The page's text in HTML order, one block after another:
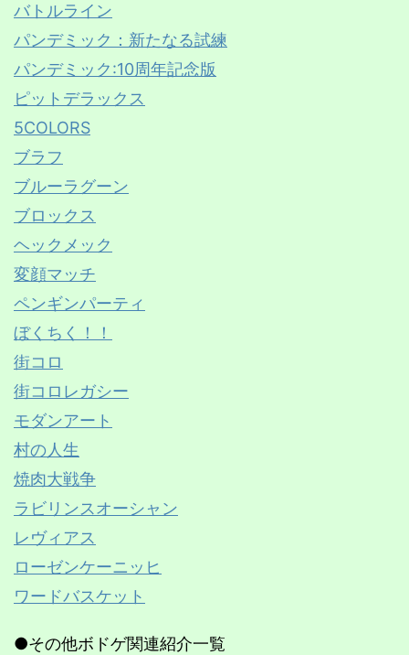
バトルライン
パンデミック：新たなる試練
パンデミック:10周年記念版
ピットデラックス
5COLORS
ブラフ
ブルーラグーン
ブロックス
ヘックメック
変顔マッチ
ペンギンパーティ
ぼくちく！！
街コロ
街コロレガシー
モダンアート
村の人生
焼肉大戦争
ラビリンスオーシャン
レヴィアス
ローゼンケーニッヒ
ワードバスケット
●その他ボドゲ関連紹介一覧